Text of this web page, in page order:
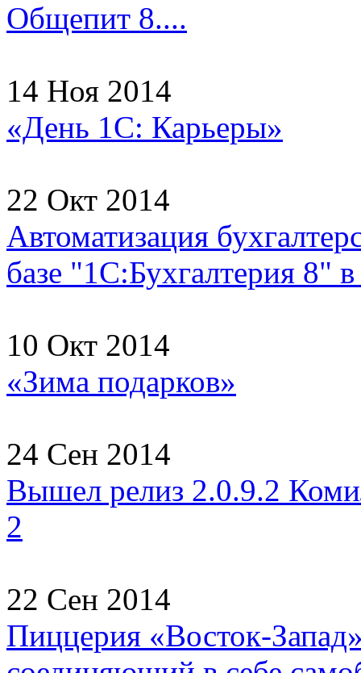
Общепит 8....
14 Ноя 2014
«День 1С: Карьеры»
22 Окт 2014
Автоматизация
базе "1С:Бухгалтерия
10 Окт 2014
«Зима подарков»
24 Сен 2014
Вышел релиз 2.0.9.2
2
22 Сен 2014
Пиццерия «Восток-